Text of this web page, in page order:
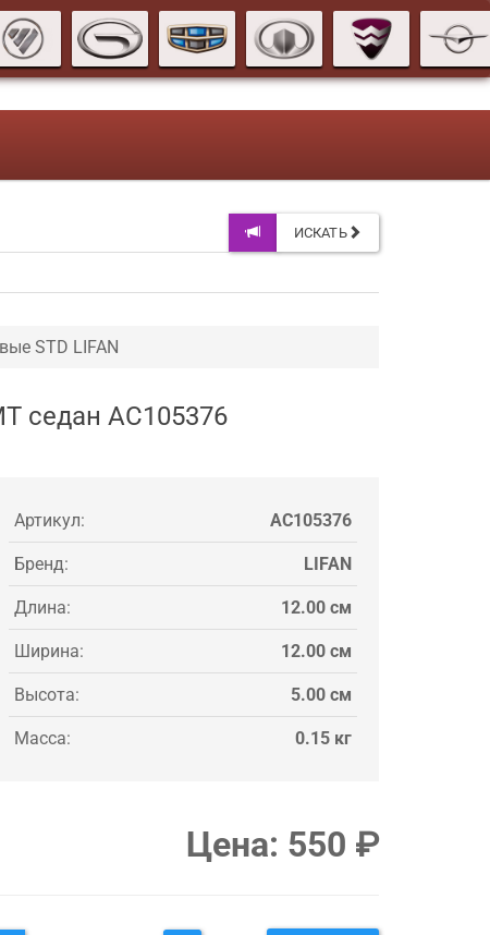
ИСКАТЬ
STD LIFAN
седан AC105376
Артикул: AC105376
Бренд: LIFAN
Длина: 12.00 см
Ширина: 12.00 см
Высота: 5.00 см
Масса: 0.15 кг
Цена: 550 ₽